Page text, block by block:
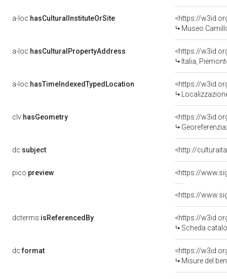
a-loc:hasCulturalInstituteOrSite
<https://
Museo
a-loc:hasCulturalPropertyAddress
<https://
Italia,
a-loc:hasTimeIndexedTypedLocation
<https://
clv:hasGeometry
<https://
dc:subject <http://
pico:preview <https://
<https://
dcterms:isReferencedBy
<https://
Scheda
dc:format
<https://
Misure del